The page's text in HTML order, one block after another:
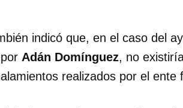
indicó que, en el caso del
Adán Domínguez, no
realizados por el ente